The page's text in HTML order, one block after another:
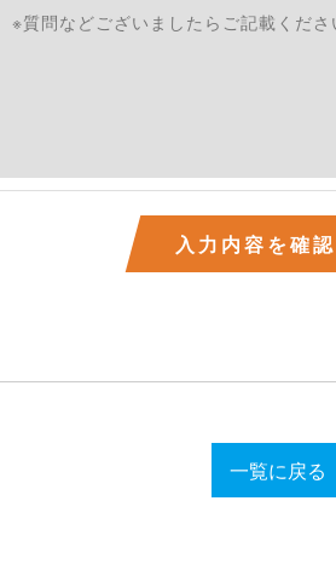
除・利用停止の具体的手続きにつき
一覧に戻る